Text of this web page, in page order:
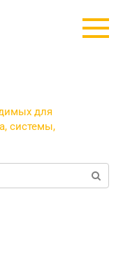
для
системы,